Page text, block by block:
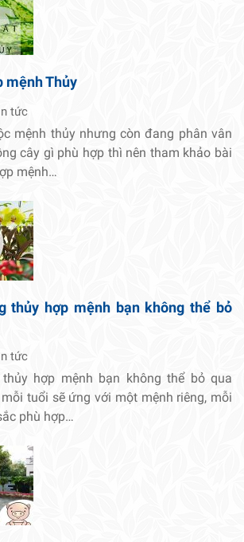
mệnh Thủy
tức
mệnh thủy nhưng còn đang phân vân
cây gì phù hợp thì nên tham khảo bài
mệnh…
thủy hợp mệnh bạn không thể bỏ
tức
hợp mệnh bạn không thể bỏ qua
tuổi sẽ ứng với một mệnh riêng, mỗi
phù hợp…